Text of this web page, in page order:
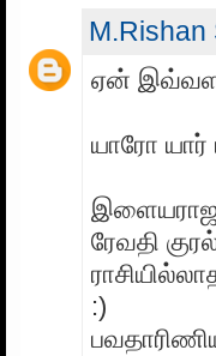
M.Rishan
ஏன்
யாரோ யார்
ரேவதி
:)